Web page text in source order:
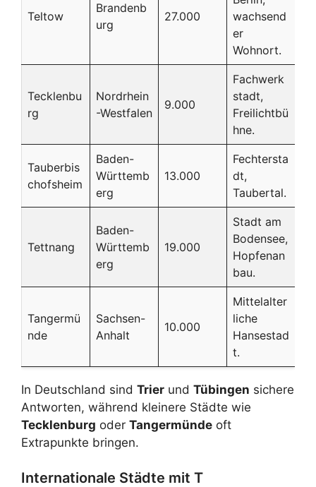
Teltow
Brandenb
urg
27.000
wachsend
er
Wohnort.
Tecklenbu
rg
Nordrhein
-Westfalen
9.000
Fachwerk
stadt,
Freilichtbü
hne.
Tauberbis
chofsheim
Baden-
Württemb
erg
13.000
Fechtersta
dt,
Taubertal.
Tettnang
Baden-
Württemb
erg
19.000
Stadt am
Bodensee,
Hopfenan
bau.
Tangermü
nde
Sachsen-
Anhalt
10.000
Mittelalter
liche
Hansestad
t.
In Deutschland sind Trier und Tübingen sichere
Antworten, während kleinere Städte wie
Tecklenburg oder Tangermünde oft
Extrapunkte bringen.
Internationale Städte mit T